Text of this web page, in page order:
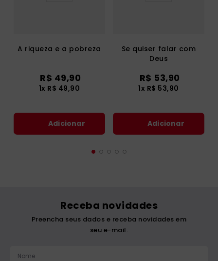
A riqueza e a pobreza
R$ 49,90
1x R$ 49,90
Adicionar
Se quiser falar com
Deus
R$ 53,90
1x R$ 53,90
Adicionar
Receba novidades
Preencha seus dados e receba novidades em
seu e-mail.